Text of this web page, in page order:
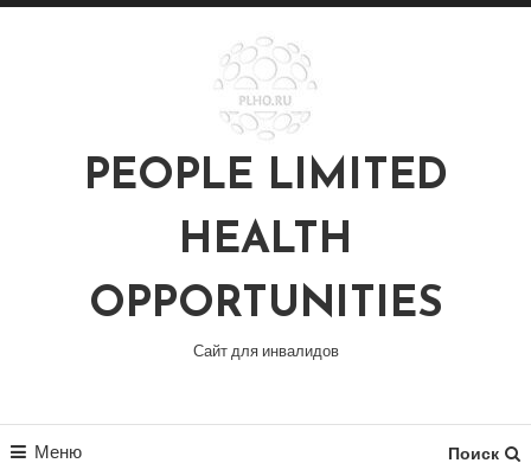
Перейти
PEOPLE LIMITED
HEALTH
OPPORTUNITIES
Сайт для инвалидов
Меню Поиск